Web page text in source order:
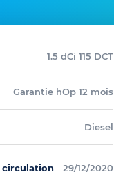
1.5 dCi 115 DCT
Garantie hOp 12 mois
Diesel
circulation 29/12/2020